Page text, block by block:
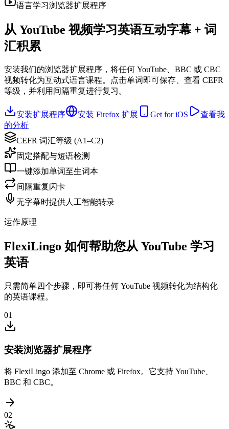
语言学习浏览器扩展程序
从 YouTube 视频学习英语互动字幕 + 词
汇积累
安装我们的浏览器扩展程序，将任何 YouTube、BBC 或 CBC
视频转化为互动式语言课程。点击单词即可保存、查看 CEFR
等级，并利用间隔重复进行复习。
安装扩展程序 安装 Firefox 扩展 Get for iOS
查看我
的分析
CEFR 词汇等级 (A1–C2)
固定搭配与短语检测
一键添加单词至生词本
间隔重复闪卡
无字幕时提供人工智能转录
运作原理
FlexiLingo 如何帮助您从 YouTube 学习
英语
只需简单四个步骤，即可将任何 YouTube 视频转化为结构化
的英语课程。
01
安装浏览器扩展程序
将 FlexiLingo 添加至 Chrome 或 Firefox。它支持 YouTube、
BBC 和 CBC。
02